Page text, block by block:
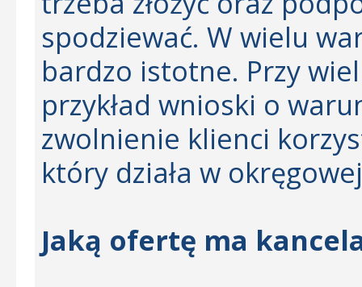
spodziewać. W wielu
bardzo istotne. Przy
przykład wnioski o
zwolnienie klienci
który działa w
Jaką ofertę ma